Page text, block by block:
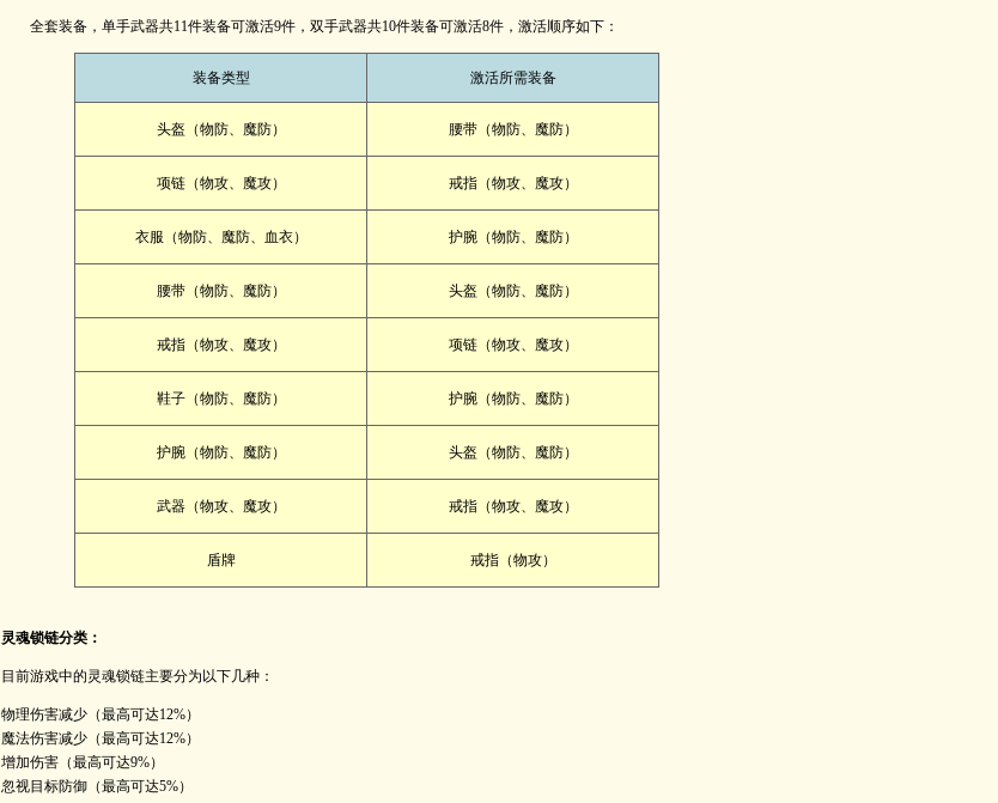
全套装备，单手武器共11件装备可激活9件，双手武器共10件装备可激活8件，激活顺序如下：
装备类型 激活所需装备
头盔（物防、魔防） 腰带（物防、魔防）
项链（物攻、魔攻） 戒指（物攻、魔攻）
衣服（物防、魔防、血衣） 护腕（物防、魔防）
腰带（物防、魔防） 头盔（物防、魔防）
戒指（物攻、魔攻） 项链（物攻、魔攻）
鞋子（物防、魔防） 护腕（物防、魔防）
护腕（物防、魔防） 头盔（物防、魔防）
武器（物攻、魔攻） 戒指（物攻、魔攻）
盾牌 戒指（物攻）
灵魂锁链分类：
目前游戏中的灵魂锁链主要分为以下几种：
物理伤害减少（最高可达12%）
魔法伤害减少（最高可达12%）
增加伤害（最高可达9%）
忽视目标防御（最高可达5%）